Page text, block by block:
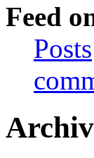
Feed
Posts